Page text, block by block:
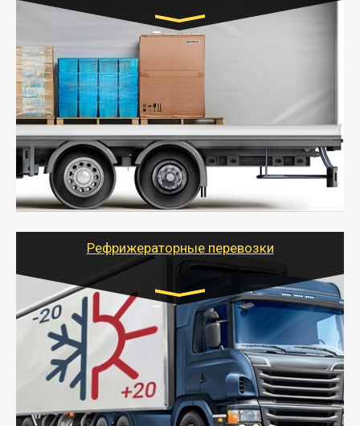
Транспорт:
Газель (1,5 и 3 тонны), Бычок, Еврофура от 5 до
10 тонн
от 5000 руб. Возможен догруз
- Экономный способ доставить вещи от 200 кг в
другой город - догрузом или попутно. Попутные
грузоперевозки для физлиц, ИП и юрлиц обходятся
дешевле.
- Тайгер Логистик организует доставку
крупногабаритных и личных вещей по нужному
для погрузочно-разгрузочных работ при перевозке.
Рефрижераторные перевозки
Транспорт:
Газель (1,5 и 3 тонны), Бычок, Еврофура от 5 до
10 тонн
от 6000 руб.
- Рефрижераторные перевозки грузов с
соблюдением температурного режима, работающим